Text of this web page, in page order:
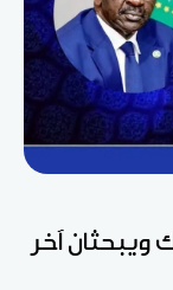
ويبحثان آخر